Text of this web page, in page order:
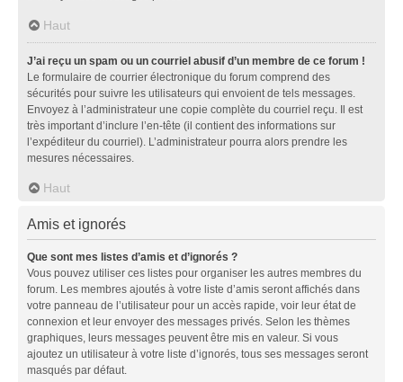
Haut
J’ai reçu un spam ou un courriel abusif d’un membre de ce forum !
Le formulaire de courrier électronique du forum comprend des
sécurités pour suivre les utilisateurs qui envoient de tels messages.
Envoyez à l’administrateur une copie complète du courriel reçu. Il est
très important d’inclure l’en-tête (il contient des informations sur
l’expéditeur du courriel). L’administrateur pourra alors prendre les
mesures nécessaires.
Haut
Amis et ignorés
Que sont mes listes d’amis et d’ignorés ?
Vous pouvez utiliser ces listes pour organiser les autres membres du
forum. Les membres ajoutés à votre liste d’amis seront affichés dans
votre panneau de l’utilisateur pour un accès rapide, voir leur état de
connexion et leur envoyer des messages privés. Selon les thèmes
graphiques, leurs messages peuvent être mis en valeur. Si vous
ajoutez un utilisateur à votre liste d’ignorés, tous ses messages seront
masqués par défaut.